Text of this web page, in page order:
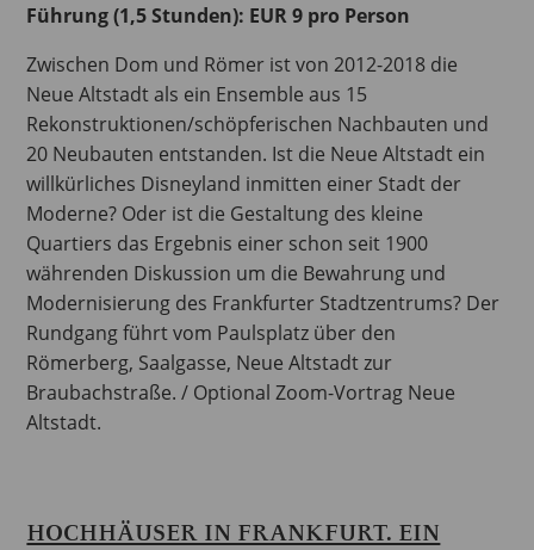
Führung (1,5 Stunden): EUR 9 pro Person
Zwischen Dom und Römer ist von 2012-2018 die
Neue Altstadt als ein Ensemble aus 15
Rekonstruktionen/schöpferischen Nachbauten und
20 Neubauten entstanden. Ist die Neue Altstadt ein
willkürliches Disneyland inmitten einer Stadt der
Moderne? Oder ist die Gestaltung des kleine
Quartiers das Ergebnis einer schon seit 1900
währenden Diskussion um die Bewahrung und
Modernisierung des Frankfurter Stadtzentrums? Der
Rundgang führt vom Paulsplatz über den
Römerberg, Saalgasse, Neue Altstadt zur
Braubachstraße. / Optional Zoom-Vortrag Neue
Altstadt.
HOCHHÄUSER IN FRANKFURT. EIN